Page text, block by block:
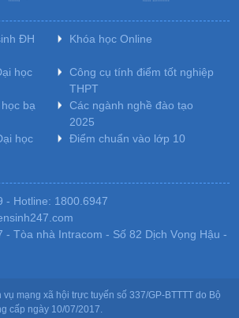
ĐH
Khóa học Online
học
Công cụ tính điểm tốt nghiệp
THPT
bạ
Các ngành nghề đào tạo
2025
học
Điểm chuẩn vào lớp 10
- Hotline: 1800.6947
- Tòa nhà Intracom - Số 82 Dịch Vọng Hậu -
mạng xã hội trực tuyến số 337/GP-BTTTT do Bộ
cấp ngày 10/07/2017.